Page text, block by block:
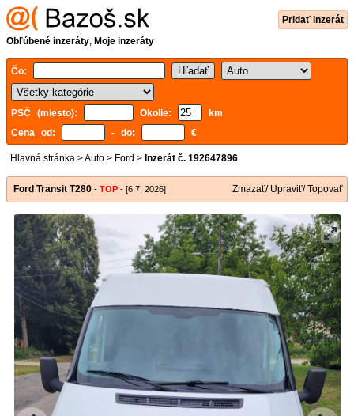
Pridať inzerát
Obľúbené inzeráty, Moje inzeráty
Čo:
PSČ (miesto): Okolie:
km
Cena od:
- do: €
Hlavná stránka >Auto > Ford > Inzerát č. 192647896
Ford Transit T280 - TOP - [6.7. 2026] Zmazať/ Upraviť/ Topovať